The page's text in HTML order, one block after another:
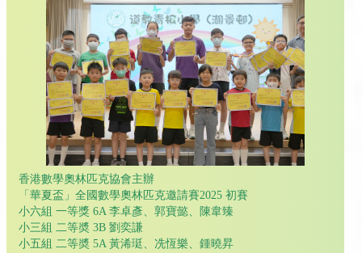
香港數學奧林匹克協會主辦
「華夏盃」全國數學奧林匹克邀請賽2025 初賽
小六組 一等獎 6A 李卓彥、郭寶懿、陳韋臻
小三組 二等奬 3B 劉奕謙
小五組 二等奬 5A 黃浠珽、冼恆樂、鍾曉昇